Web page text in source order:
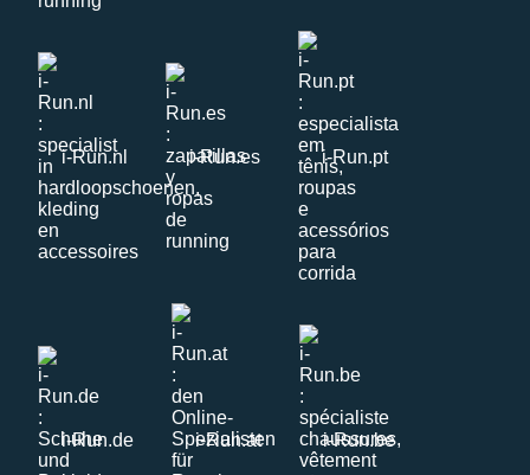
i-Run.nl i-Run.es i-Run.pt
i-Run.de i-Run.at i-Run.be